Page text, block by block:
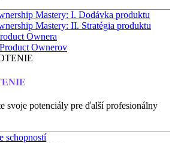
Mastery: I. Dodávka produktu
Mastery: II. Stratégia produktu
Ownera
Ownerov
svoje potenciály pre ďalší profesionálny
schopností